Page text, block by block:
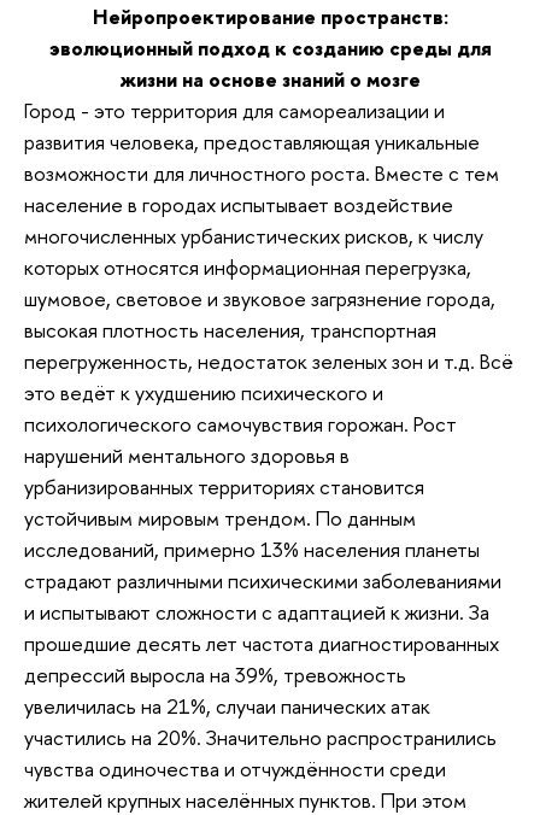
Нейропроектирование пространств:
эволюционный подход к созданию среды для
жизни на основе знаний о мозге
Город - это территория для самореализации и
развития человека, предоставляющая уникальные
возможности для личностного роста. Вместе с тем
население в городах испытывает воздействие
многочисленных урбанистических рисков, к числу
которых относятся информационная перегрузка,
шумовое, световое и звуковое загрязнение города,
высокая плотность населения, транспортная
перегруженность, недостаток зеленых зон и т.д. Всё
это ведёт к ухудшению психического и
психологического самочувствия горожан. Рост
нарушений ментального здоровья в
урбанизированных территориях становится
устойчивым мировым трендом. По данным
исследований, примерно 13% населения планеты
страдают различными психическими заболеваниями
и испытывают сложности с адаптацией к жизни. За
прошедшие десять лет частота диагностированных
депрессий выросла на 39%, тревожность
увеличилась на 21%, случаи панических атак
участились на 20%. Значительно распространились
чувства одиночества и отчуждённости среди
жителей крупных населённых пунктов. При этом